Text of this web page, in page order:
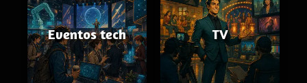
Eventos tech TV